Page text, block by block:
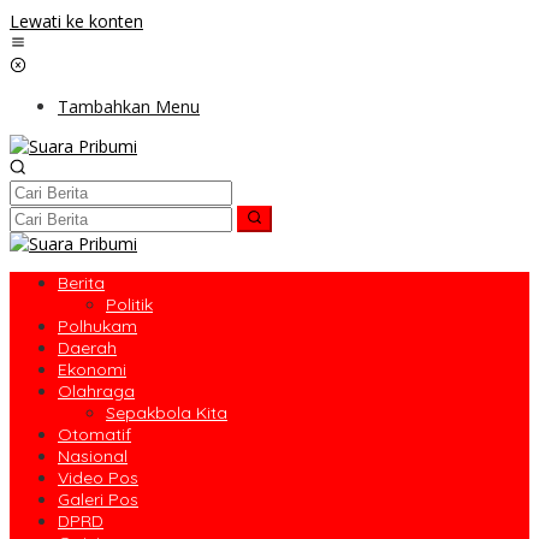
Lewati ke konten
Tambahkan Menu
Berita
Politik
Polhukam
Daerah
Ekonomi
Olahraga
Sepakbola Kita
Otomatif
Nasional
Video Pos
Galeri Pos
DPRD